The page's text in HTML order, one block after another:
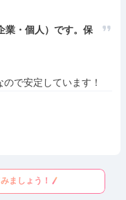
業・個人）です。保
で安定しています！
ましょう！